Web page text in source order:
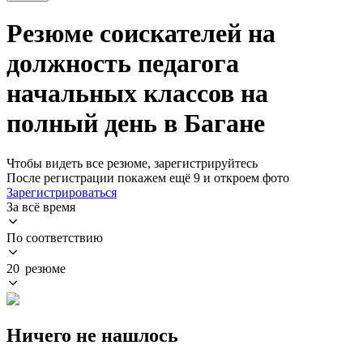
Резюме соискателей на
должность педагога
начальных классов на
полный день в Багане
Чтобы видеть все резюме, зарегистрируйтесь
После регистрации покажем ещё 9 и откроем фото
Зарегистрироваться
За всё время
По соответствию
20 резюме
Ничего не нашлось